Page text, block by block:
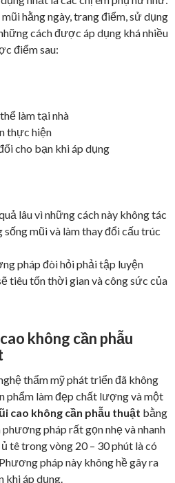
hằng ngày, trang điểm, sử dụng
cách được áp dụng khá nhiều
điểm sau:
làm tại nhà
thực hiện
cho bạn khi áp dụng
lâu vì những cách này không tác
mũi và làm thay đổi cấu trúc
pháp đòi hỏi phải tập luyện
tiêu tốn thời gian và công sức của
không cần phẫu
thẩm mỹ phát triển đã không
phẩm làm đẹp chất lượng và một
cao không cần phẫu thuật bằng
pháp rất gọn nhẹ và nhanh
tê trong vòng 20 – 30 phút là có
pháp này không hề gây ra
khi áp dụng.